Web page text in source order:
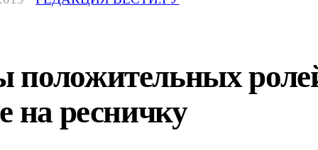
на ресничку